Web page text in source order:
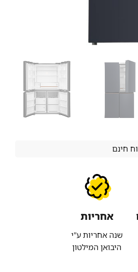
חינם
אחריות
שנה אחריות ע"י
היבואן המילטון